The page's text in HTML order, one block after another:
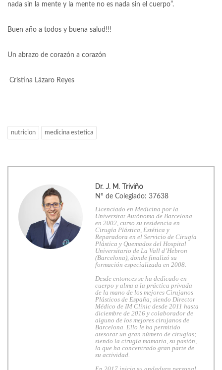
nada sin la mente y la mente no es nada sin el cuerpo”.
Buen año a todos y buena salud!!!
Un abrazo de corazón a corazón
Cristina Lázaro Reyes
nutricion medicina estetica
Dr. J. M. Triviño
Nº de Colegiado: 37638
Licenciado en Medicina por la
Universitat Autònoma de Barcelona
en 2002, curso su residencia en
Cirugía Plástica, Estética y
Reparadora en el Servicio de Cirugía
Plástica y Quemados del Hospital
Universitario de La Vall d’Hebron
(Barcelona), donde finalizó su
formación especializada en 2008.
Desde entonces se ha dedicado en
cuerpo y alma a la práctica privada
de la mano de los mejores Cirujanos
Plásticos de España; siendo Director
Médico de IM Clínic desde 2011 hasta
diciembre de 2016 y colaborador de
alguno de los mejores cirujanos de
Barcelona. Ello le ha permitido
atesorar un gran número de cirugías;
siendo la cirugía mamaria, su pasión,
la que ha concentrado gran parte de
su actividad.